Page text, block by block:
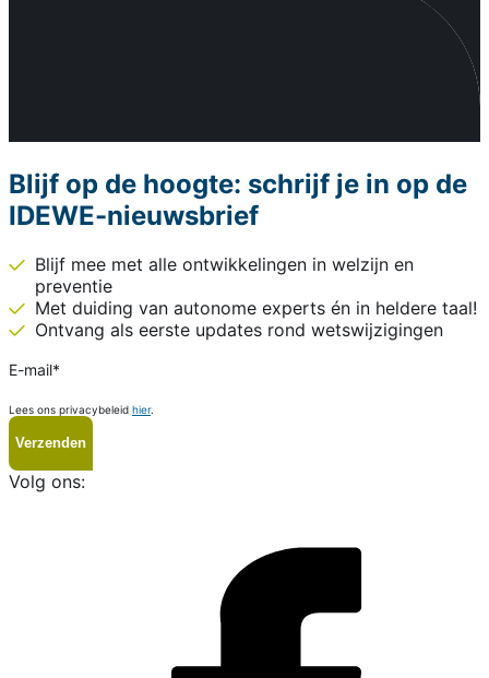
Blijf op de hoogte: schrijf je in op de
IDEWE-nieuwsbrief
Blijf mee met alle ontwikkelingen in welzijn en
preventie
Met duiding van autonome experts én in heldere taal!
Ontvang als eerste updates rond wetswijzigingen
E-mail*
Lees ons privacybeleid hier.
Volg ons: